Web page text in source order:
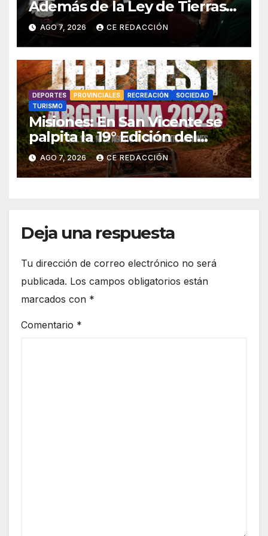
Además de la Ley de Tierras,
el gobierno también tuvo que
retirar el manejo del fuego
AGO 7, 2026 CE REDACCIÓN
DEPORTES PROVINCIALES RECREACIÓN
SOCIEDAD
TURISMO
Misiones: En San Vicente se
palpita la 19° Edición del
«Jeep Fest» – Cronograma –
detalles
AGO 7, 2026 CE REDACCIÓN
Deja una respuesta
Tu dirección de correo electrónico no será
publicada. Los campos obligatorios están
marcados con *
Comentario *